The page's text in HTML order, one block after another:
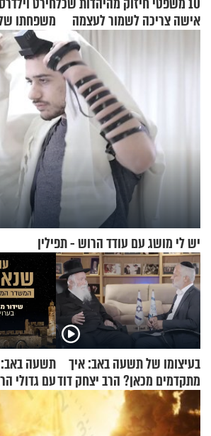
אישה צריכה לשמור לעצמה
משפחתו
"מיליונים
בכם"
יש לי מושג עם עודד הרוש - תפילין
בעיצומו של תשעה באב: איך
מתקדמים מכאן? הרב יצחק דוד
גרוסמן בשיחה מיוחדת
תשעה
עם גדולי